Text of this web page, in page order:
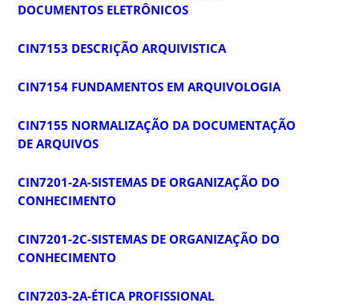
DOCUMENTOS ELETRÔNICOS
CIN7153 DESCRIÇÃO ARQUIVISTICA
CIN7154 FUNDAMENTOS EM ARQUIVOLOGIA
CIN7155 NORMALIZAÇÃO DA DOCUMENTAÇÃO
DE ARQUIVOS
CIN7201-2A-SISTEMAS DE ORGANIZAÇÃO DO
CONHECIMENTO
CIN7201-2C-SISTEMAS DE ORGANIZAÇÃO DO
CONHECIMENTO
CIN7203-2A-ÉTICA PROFISSIONAL